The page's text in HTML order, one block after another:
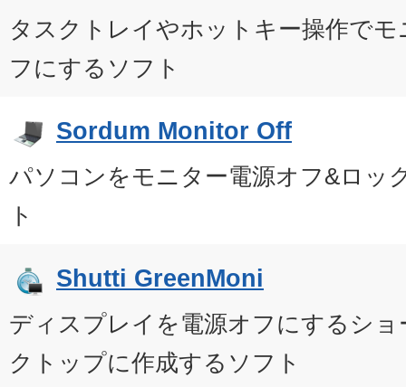
タスクトレイやホットキー操作で
フにするソフト
Sordum Monitor Off
パソコンをモニター電源オフ&ロッ
ト
Shutti GreenMoni
ディスプレイを電源オフにするシ
クトップに作成するソフト